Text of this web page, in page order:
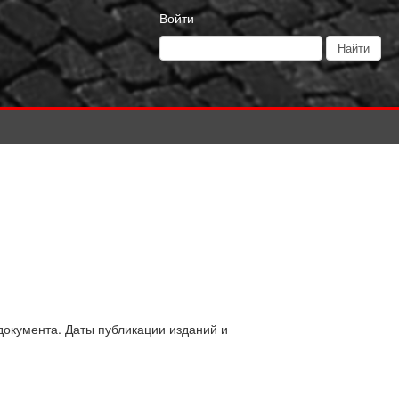
Войти
Даты публикации изданий и